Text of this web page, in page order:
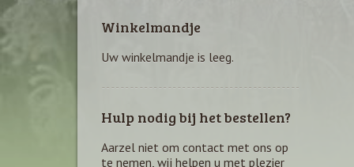
Winkelmandje
Uw winkelmandje is leeg.
Hulp nodig bij het bestellen?
Aarzel niet om contact met ons op
te nemen, wij helpen u met plezier